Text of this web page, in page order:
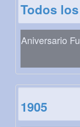
Todos
Aniversario
1905